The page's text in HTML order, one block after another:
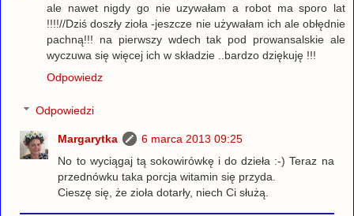
ale nawet nigdy go nie uzywałam a robot ma sporo lat
!!!!//Dziś doszły zioła -jeszcze nie używałam ich ale obłędnie
pachną!!! na pierwszy wdech tak pod prowansalskie ale
wyczuwa się więcej ich w składzie ..bardzo dziękuję !!!
Odpowiedz
Odpowiedzi
Margarytka
6 marca 2013 09:25
No to wyciągaj tą sokowirówkę i do dzieła :-) Teraz na
przednówku taka porcja witamin się przyda.
Cieszę się, że zioła dotarły, niech Ci służą.